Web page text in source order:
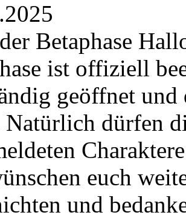
Betaphase
ist offiziell
geöffnet und
dürfen
euch
und